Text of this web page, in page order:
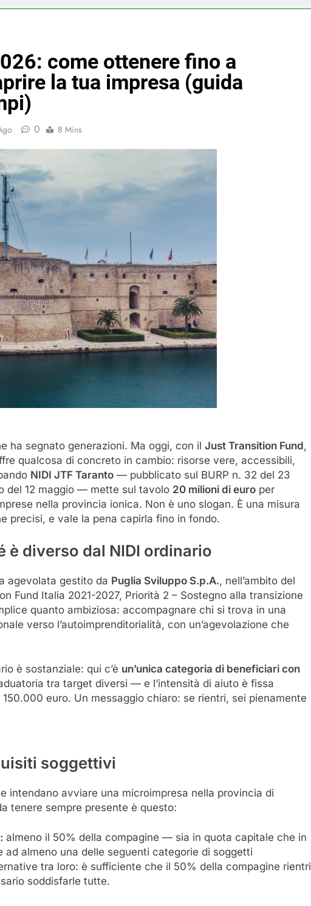
come ottenere fino a
la tua impresa (guida
0 8 Mins
ha segnato generazioni. Ma oggi, con il Just Transition Fund,
qualcosa di concreto in cambio: risorse vere, accessibili,
NIDI JTF Taranto — pubblicato sul BURP n. 32 del 23
del 12 maggio — mette sul tavolo 20 milioni di euro per
nella provincia ionica. Non è uno slogan. È una misura
precisi, e vale la pena capirla fino in fondo.
è diverso dal NIDI ordinario
agevolata gestito da Puglia Sviluppo S.p.A., nell’ambito del
Fund Italia 2021-2027, Priorità 2 – Sostegno alla transizione
quanto ambiziosa: accompagnare chi si trova in una
verso l’autoimprenditorialità, con un’agevolazione che
è sostanziale: qui c’è un’unica categoria di beneficiari con
tra target diversi — e l’intensità di aiuto è fissa
euro. Un messaggio chiaro: se rientri, sei pienamente
soggettivi
intendano avviare una microimpresa nella provincia di
tenere sempre presente è questo:
almeno il 50% della compagine — sia in quota capitale che in
almeno una delle seguenti categorie di soggetti
tra loro: è sufficiente che il 50% della compagine rientri
soddisfarle tutte.